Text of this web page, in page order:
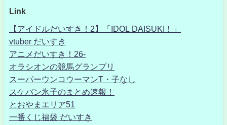
Link
【アイドルだいすき！2】「IDOL DAISUKI！」
vtuber だいすき
アニメだいすき！26-
オラシオンの競馬グランプリ
スーパーウンコウーマンT・子なし
スケバン氷子のまとめ速報！
とおやまエリア51
一番くじ福袋 だいすき